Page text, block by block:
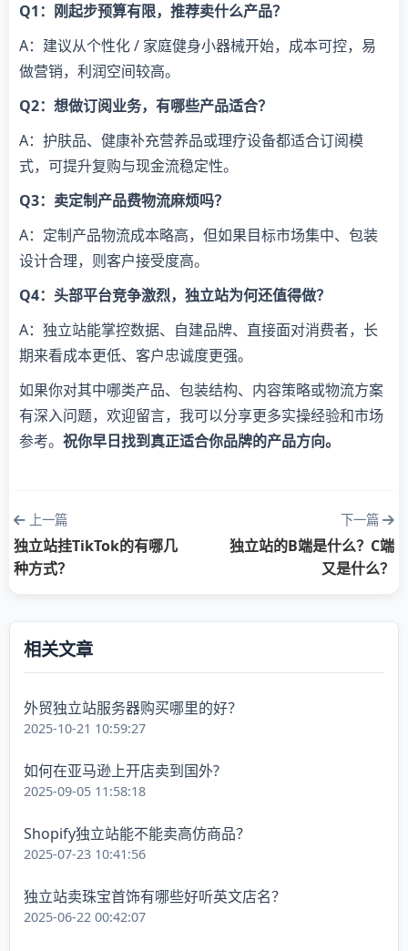
Q1：刚起步预算有限，推荐卖什么产品？
A：建议从个性化 / 家庭健身小器械开始，成本可控，易
做营销，利润空间较高。
Q2：想做订阅业务，有哪些产品适合？
A：护肤品、健康补充营养品或理疗设备都适合订阅模
式，可提升复购与现金流稳定性。
Q3：卖定制产品费物流麻烦吗？
A：定制产品物流成本略高，但如果目标市场集中、包装
设计合理，则客户接受度高。
Q4：头部平台竞争激烈，独立站为何还值得做？
A：独立站能掌控数据、自建品牌、直接面对消费者，长
期来看成本更低、客户忠诚度更强。
如果你对其中哪类产品、包装结构、内容策略或物流方案
有深入问题，欢迎留言，我可以分享更多实操经验和市场
参考。 祝你早日找到真正适合你品牌的产品方向。
上一篇
独立站挂TikTok的有哪几
种方式？
下一篇
独立站的B端是什么？C端
又是什么？
相关文章
外贸独立站服务器购买哪里的好？
2025-10-21 10:59:27
如何在亚马逊上开店卖到国外?
2025-09-05 11:58:18
Shopify独立站能不能卖高仿商品？
2025-07-23 10:41:56
独立站卖珠宝首饰有哪些好听英文店名？
2025-06-22 00:42:07